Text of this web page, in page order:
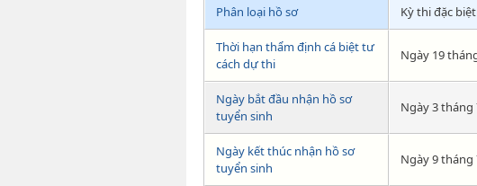
Phân loại hồ sơ Kỳ thi đặc
Thời hạn thẩm định cá biệt tư
cách dự thi
Ngày 19
Ngày bắt đầu nhận hồ sơ
tuyển sinh
Ngày 3 tháng
Ngày kết thúc nhận hồ sơ
tuyển sinh
Ngày 9 tháng